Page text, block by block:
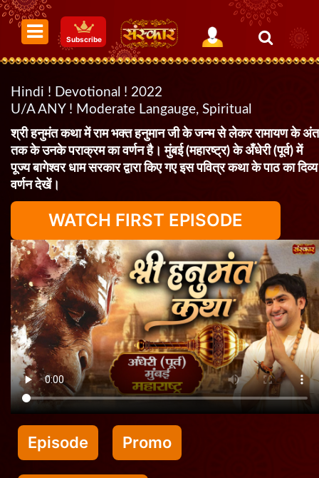
Subscribe
Hindi ! Devotional ! 2022
U/A ANY ! Moderate Langauge, Spiritual
श्री हनुमंत कथा में राम भक्त हनुमान जी के जन्म से लेकर रामायण के अंत
तक के उनके पराक्रम का वर्णन है। मुंबई (महारष्ट्र) के अँधेरी (पूर्व) में
पूज्य बागेश्वर धाम सरकार द्वारा किए गए इस पवित्र कथा के पाठ का दिव्य
वर्णन देखें।
WATCH FIRST EPISODE
Episode Promo